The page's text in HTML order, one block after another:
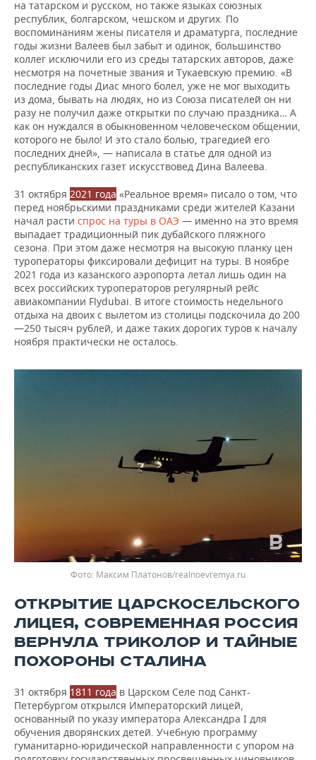
на татарском и русском, но также языках союзных
республик, болгарском, чешском и других. По
воспоминаниям жены писателя и драматурга, последние
годы жизни Валеев был забыт и одинок, большинство
коллег исключили его из среды татарских авторов, даже
несмотря на почетные звания и Тукаевскую премию. «В
последние годы Диас много болел, уже не мог выходить
из дома, бывать на людях, но из Союза писателей он ни
разу не получил даже открытки по случаю праздника… А
как он нуждался в обыкновенном человеческом общении,
которого не было! И это стало болью, трагедией его
последних дней», — написала в статье для одной из
республиканских газет искусствовед Дина Валеева.
31 октября 2021 года «Реальное время» писало о том, что
перед ноябрьскими праздниками среди жителей Казани
начал расти спрос на туры в ОАЭ — именно на это время
выпадает традиционный пик дубайского пляжного
сезона. При этом даже несмотря на высокую планку цен
туроператоры фиксировали дефицит на туры. В ноябре
2021 года из казанского аэропорта летал лишь один на
всех российских туроператоров регулярный рейс
авиакомпании Flydubai. В итоге стоимость недельного
отдыха на двоих с вылетом из столицы подскочила до 200
—250 тысяч рублей, и даже таких дорогих туров к началу
ноября практически не осталось.
Максим Платонов/realnoevremya.ru
ОТКРЫТИЕ ЦАРСКОСЕЛЬСКОГО
ЛИЦЕЯ, СОВРЕМЕННАЯ РОССИЯ
ВЕРНУЛА ТРИКОЛОР И ТАЙНЫЕ
ПОХОРОНЫ СТАЛИНА
31 октября 1811 года в Царском Селе под Санкт-
Петербургом открылся Императорский лицей,
основанный по указу императора Александра I для
обучения дворянских детей. Учебную программу
гуманитарно-юридической направленности с упором на